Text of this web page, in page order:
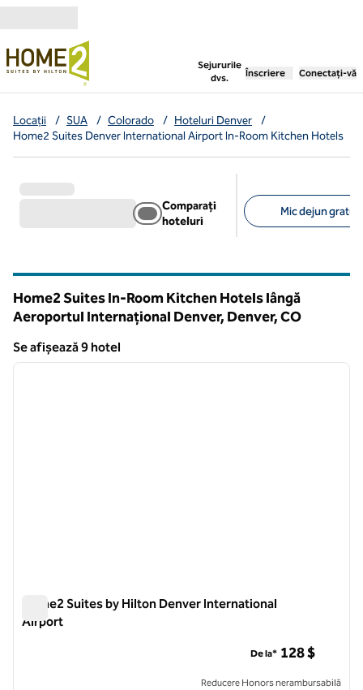
Sejururile
dvs.
, deschide o filă nouă
Înscriere Conectați-vă
Locații / SUA / Colorado / Hoteluri Denver
/
Home2 Suites Denver International Airport In-Room Kitchen Hotels
Comparați
hoteluri
Mic dejun gratuit
Home2 Suites In-Room Kitchen Hotels lângă
Aeroportul Internațional Denver, Denver,CO
Se afișează 9 hotel
Se afișează 9 hotel
1 din 12
Home2 Suites by Hilton Denver International
Airport
De la* 128 $
Reducere Honors nerambursabilă